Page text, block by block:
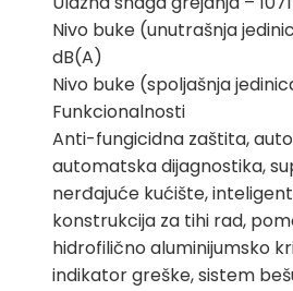
Nivo buke (unutrašnja
dB(A)
Nivo buke (spoljašnja
Funkcionalnosti
Anti-fungicidna zaštita,
automatska dijagnostika,
nerđajuće kućište,
konstrukcija za tihi rad,
hidrofilično aluminijumsko
indikator greške, sistem